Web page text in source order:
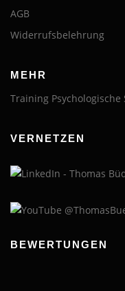
AGB
Widerrufsbelehrung
MEHR
Training Psychologische
VERNETZEN
BEWERTUNGEN